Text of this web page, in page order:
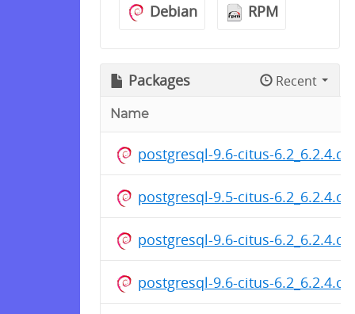
Debian
RPM
Packages Recent
Name
postgresql-9.6-citus-
postgresql-9.5-citus-
postgresql-9.6-citus-
postgresql-9.6-citus-